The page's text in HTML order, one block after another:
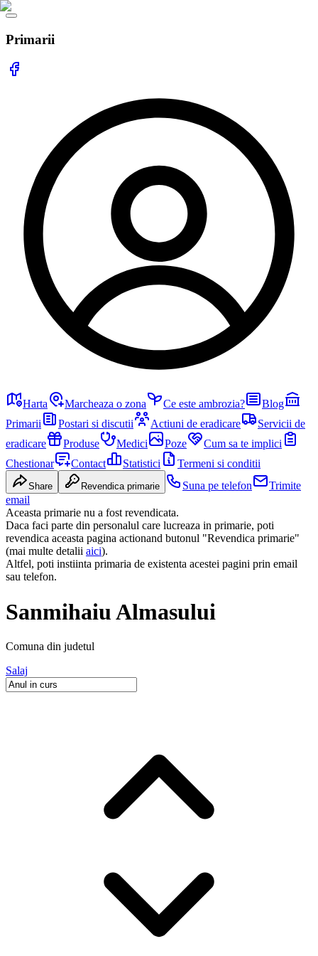
Primarii
Harta Marcheaza o zona Ce este ambrozia?
Blog
Primarii
Postari si discutii Actiuni de eradicare
Servicii de
eradicare
Produse Medici Poze
Cum sa te implici
Chestionar
Contact Statistici Termeni si conditii
Share Revendica primarie Suna pe telefon
Trimite
email
Aceasta primarie nu a fost revendicata.
Daca faci parte din personalul care lucreaza in primarie, poti
revendica aceasta pagina actionand butonul "Revendica primarie"
(mai multe detalii aici).
Altfel, poti instiinta primaria de existenta acestei pagini prin email
sau telefon.
Sanmihaiu Almasului
Comuna din judetul
Salaj